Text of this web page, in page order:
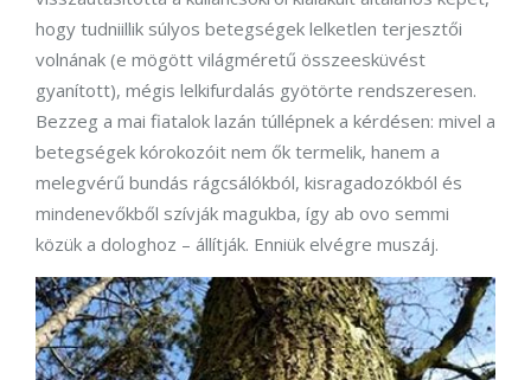
hogy tudniillik súlyos betegségek lelketlen terjesztői
volnának (e mögött világméretű összeesküvést
gyanított), mégis lelkifurdalás gyötörte rendszeresen.
Bezzeg a mai fiatalok lazán túllépnek a kérdésen: mivel a
betegségek kórokozóit nem ők termelik, hanem a
melegvérű bundás rágcsálókból, kisragadozókból és
mindenevőkből szívják magukba, így ab ovo semmi
közük a dologhoz – állítják. Enniük elvégre muszáj.